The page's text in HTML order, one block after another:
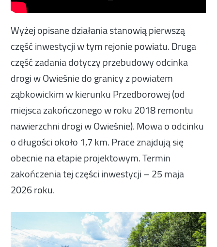
Wyżej opisane działania stanowią pierwszą
część inwestycji w tym rejonie powiatu. Druga
część zadania dotyczy przebudowy odcinka
drogi w Owieśnie do granicy z powiatem
ząbkowickim w kierunku Przedborowej (od
miejsca zakończonego w roku 2018 remontu
nawierzchni drogi w Owieśnie). Mowa o odcinku
o długości około 1,7 km. Prace znajdują się
obecnie na etapie projektowym. Termin
zakończenia tej części inwestycji – 25 maja
2026 roku.